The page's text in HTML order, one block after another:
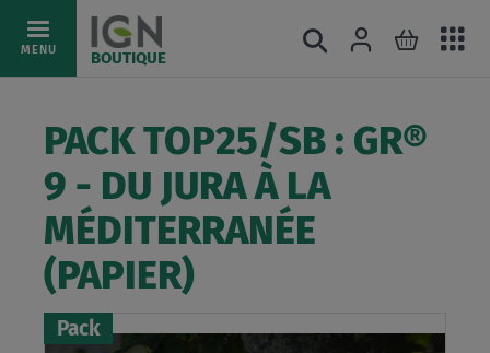
AllezMENU BOUTIQUE
Rechercher
Connexion
Mon
PACK TOP25/SB : GR®
9 - DU JURA À LA
MÉDITERRANÉE
(PAPIER)
Skip
Pack